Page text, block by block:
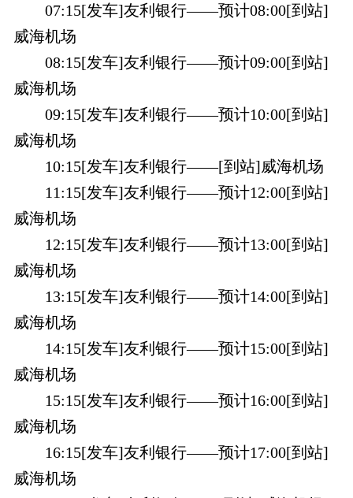
07:15[发车]友利银行——预计08:00[到站]
威海机场
08:15[发车]友利银行——预计09:00[到站]
威海机场
09:15[发车]友利银行——预计10:00[到站]
威海机场
10:15[发车]友利银行——[到站]威海机场
11:15[发车]友利银行——预计12:00[到站]
威海机场
12:15[发车]友利银行——预计13:00[到站]
威海机场
13:15[发车]友利银行——预计14:00[到站]
威海机场
14:15[发车]友利银行——预计15:00[到站]
威海机场
15:15[发车]友利银行——预计16:00[到站]
威海机场
16:15[发车]友利银行——预计17:00[到站]
威海机场